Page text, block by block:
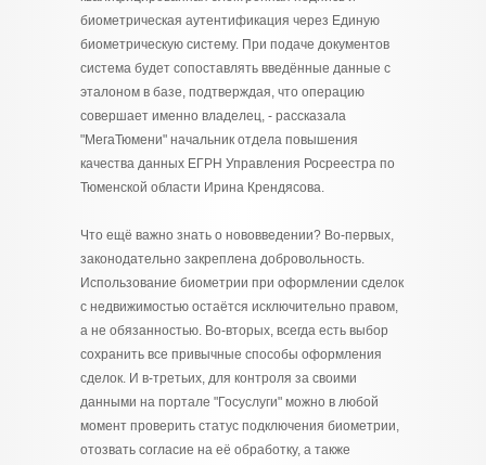
биометрическая аутентификация через Единую
биометрическую систему. При подаче документов
система будет сопоставлять введённые данные с
эталоном в базе, подтверждая, что операцию
совершает именно владелец, - рассказала
"МегаТюмени" начальник отдела повышения
качества данных ЕГРН Управления Росреестра по
Тюменской области Ирина Крендясова.
Что ещё важно знать о нововведении? Во-первых,
законодательно закреплена добровольность.
Использование биометрии при оформлении сделок
с недвижимостью остаётся исключительно правом,
а не обязанностью. Во-вторых, всегда есть выбор
сохранить все привычные способы оформления
сделок. И в-третьих, для контроля за своими
данными на портале "Госуслуги" можно в любой
момент проверить статус подключения биометрии,
отозвать согласие на её обработку, а также